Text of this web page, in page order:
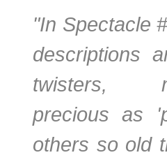
"In Spectacle
descriptions
twisters,
precious as
others so old